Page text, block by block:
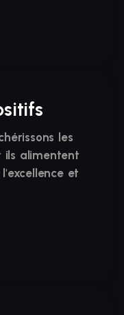
les
ils alimentent
et